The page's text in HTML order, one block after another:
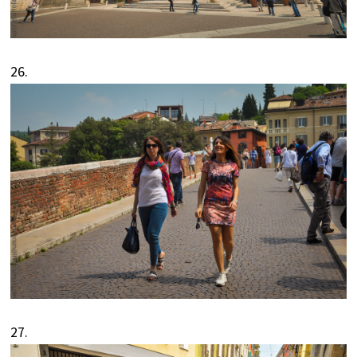
26.
27.